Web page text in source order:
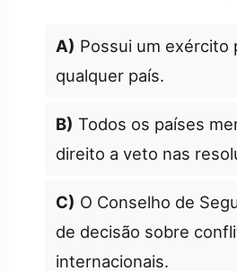
A) Possui um exército
qualquer país.
B) Todos os países
direito a veto nas
C) O Conselho de
de decisão sobre
internacionais.